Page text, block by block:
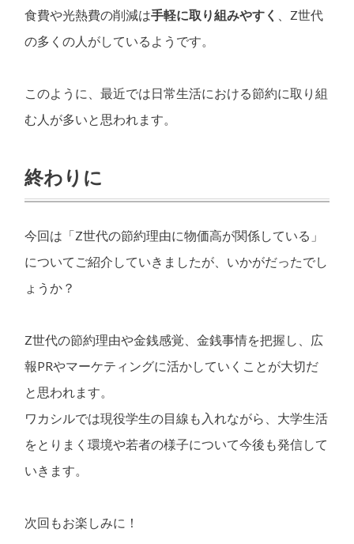
食費や光熱費の削減は手軽に取り組みやすく
、Z世代
の多くの人がしているようです。
このように、最近では日常生活における節約に取り組
む人が多いと思われます。
終わりに
今回は「Z世代の節約理由に物価高が関係している」
についてご紹介していきましたが、いかがだったでし
ょうか？
Z世代の節約理由や金銭感覚、金銭事情を把握し、広
報PRやマーケティングに活かしていくことが大切だ
と思われます。
ワカシルでは現役学生の目線も入れながら、大学生活
をとりまく環境や若者の様子について今後も発信して
いきます。
次回もお楽しみに！